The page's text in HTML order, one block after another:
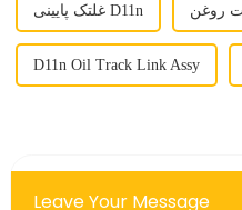
غلتک پایینی D11n
D11n Oil Track Link Assy
Leave Your Message